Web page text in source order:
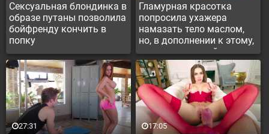
Сексуальная блондинка в
образе путаны позволила
бойфренду кончить в
попку
Гламурная красотка
попросила ухажера
намазать тело маслом,
но, в дополнении к этому,
получила жаркий секс с
чуваком и его сперму на
попку
27:31 17:05